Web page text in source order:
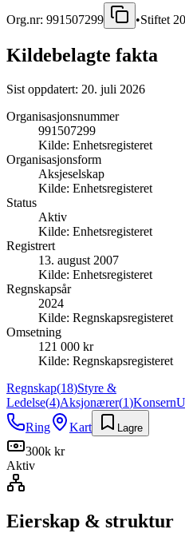
Org.nr: 991507299 •Stiftet
Kildebelagte fakta
Sist oppdatert: 20. juli 2026
Organisasjonsnummer
991507299
Kilde: Enhetsregisteret
Organisasjonsform
Aksjeselskap
Kilde: Enhetsregisteret
Status
Aktiv
Kilde: Enhetsregisteret
Registrert
13. august 2007
Kilde: Enhetsregisteret
Regnskapsår
2024
Kilde: Regnskapsregisteret
Omsetning
121 000 kr
Kilde: Regnskapsregisteret
Regnskap(18)Styre &
Ledelse(4)Aksjonærer(1)Konsern
Ring
Kart Lagre
300k kr
Aktiv
Eierskap & struktur